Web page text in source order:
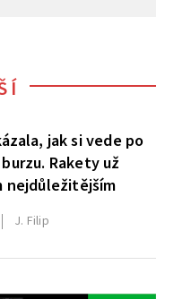
jak si vede po
Rakety už
nejdůležitějším
J. Filip